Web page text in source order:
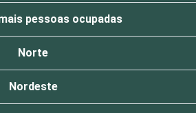
pessoas ocupadas
Norte
Nordeste